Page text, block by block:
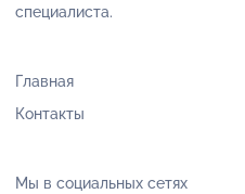
специалиста.
Главная
Контакты
Мы в социальных сетях